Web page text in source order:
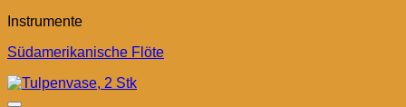
Instrumente
Südamerikanische Flöte